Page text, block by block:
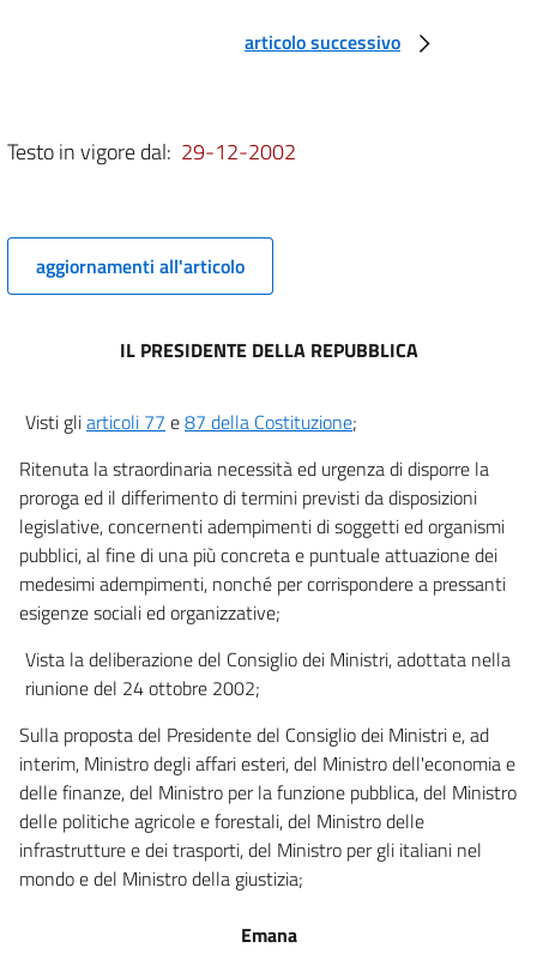
10
11
12
13 bis
13 quater
13 quinquies
13 sexies
13 septies
13 octies
13 novies
13 decies
13 undecies
13 duodecies
14
articolo successivo
Testo in vigore dal: 29-12-2002
aggiornamenti all'articolo
IL PRESIDENTE DELLA REPUBBLICA
Visti gliarticoli 77 e87 della Costituzione;
Ritenuta la straordinaria necessità ed urgenza di disporre la
proroga ed il differimento di termini previsti da disposizioni
legislative, concernenti adempimenti di soggetti ed organismi
pubblici, al fine di una più concreta e puntuale attuazione dei
medesimi adempimenti, nonché per corrispondere a pressanti
esigenze sociali ed organizzative;
Vista la deliberazione del Consiglio dei Ministri, adottata nella
riunione del 24 ottobre 2002;
Sulla proposta del Presidente del Consiglio dei Ministri e, ad
interim, Ministro degli affari esteri, del Ministro dell'economia e
delle finanze, del Ministro per la funzione pubblica, del Ministro
delle politiche agricole e forestali, del Ministro delle
infrastrutture e dei trasporti, del Ministro per gli italiani nel
mondo e del Ministro della giustizia;
Emana